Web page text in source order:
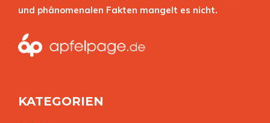
und phänomenalen Fakten mangelt es nicht.
KATEGORIEN